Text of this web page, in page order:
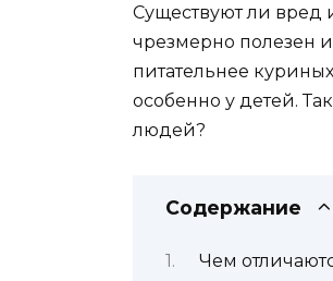
Существуют ли вред
чрезмерно полезен
питательнее
особенно у детей.
людей?
Содержание
Чем